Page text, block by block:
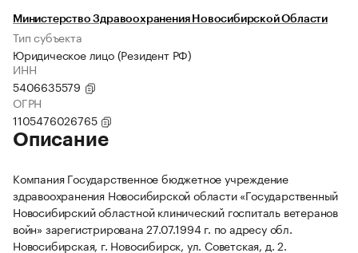
Министерство Здравоохранения Новосибирской Области
Тип субъекта
Юридическое лицо (Резидент РФ)
ИНН
5406635579
ОГРН
1105476026765
Описание
Компания Государственное бюджетное учреждение
здравоохранения Новосибирской области «Государственный
Новосибирский областной клинический госпиталь ветеранов
войн» зарегистрирована 27.07.1994 г. по адресу обл.
Новосибирская, г. Новосибирск, ул. Советская, д. 2.